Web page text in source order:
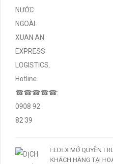
FEDEX MỞ QUYỀN
KHÁCH HÀNG TẠI